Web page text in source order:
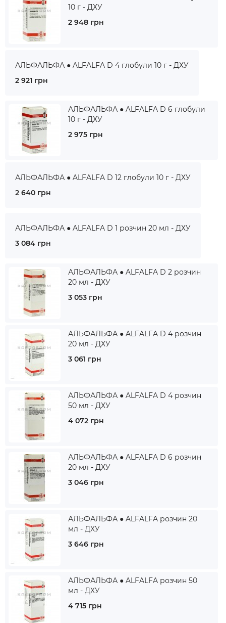
10 г - ДХУ
2 948 грн
АЛЬФАЛЬФА ● ALFALFA D 4 глобули 10 г - ДХУ
2 921 грн
АЛЬФАЛЬФА ● ALFALFA D 6 глобули
10 г - ДХУ
2 975 грн
АЛЬФАЛЬФА ● ALFALFA D 12 глобули 10 г - ДХУ
2 640 грн
АЛЬФАЛЬФА ● ALFALFA D 1 розчин 20 мл - ДХУ
3 084 грн
АЛЬФАЛЬФА ● ALFALFA D 2 розчин
20 мл - ДХУ
3 053 грн
АЛЬФАЛЬФА ● ALFALFA D 4 розчин
20 мл - ДХУ
3 061 грн
АЛЬФАЛЬФА ● ALFALFA D 4 розчин
50 мл - ДХУ
4 072 грн
АЛЬФАЛЬФА ● ALFALFA D 6 розчин
20 мл - ДХУ
3 046 грн
АЛЬФАЛЬФА ● ALFALFA розчин 20
мл - ДХУ
3 646 грн
АЛЬФАЛЬФА ● ALFALFA розчин 50
мл - ДХУ
4 715 грн